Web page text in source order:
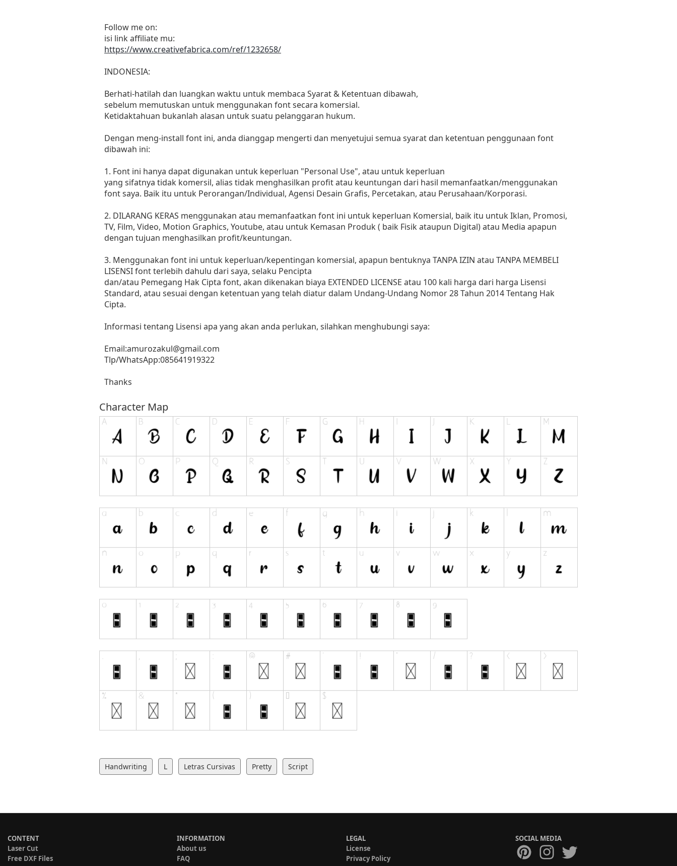
Follow me on:
isi link affiliate mu:
https://www.creativefabrica.com/ref/1232658/
INDONESIA:
Berhati-hatilah dan luangkan waktu untuk membaca Syarat & Ketentuan dibawah,
sebelum memutuskan untuk menggunakan font secara komersial.
Ketidaktahuan bukanlah alasan untuk suatu pelanggaran hukum.
Dengan meng-install font ini, anda dianggap mengerti dan menyetujui semua syarat dan ketentuan penggunaan font
dibawah ini:
1. Font ini hanya dapat digunakan untuk keperluan "Personal Use", atau untuk keperluan
yang sifatnya tidak komersil, alias tidak menghasilkan profit atau keuntungan dari hasil memanfaatkan/menggunakan
font saya. Baik itu untuk Perorangan/Individual, Agensi Desain Grafis, Percetakan, atau Perusahaan/Korporasi.
2. DILARANG KERAS menggunakan atau memanfaatkan font ini untuk keperluan Komersial, baik itu untuk Iklan, Promosi,
TV, Film, Video, Motion Graphics, Youtube, atau untuk Kemasan Produk ( baik Fisik ataupun Digital) atau Media apapun
dengan tujuan menghasilkan profit/keuntungan.
3. Menggunakan font ini untuk keperluan/kepentingan komersial, apapun bentuknya TANPA IZIN atau TANPA MEMBELI
LISENSI font terlebih dahulu dari saya, selaku Pencipta
dan/atau Pemegang Hak Cipta font, akan dikenakan biaya EXTENDED LICENSE atau 100 kali harga dari harga Lisensi
Standard, atau sesuai dengan ketentuan yang telah diatur dalam Undang-Undang Nomor 28 Tahun 2014 Tentang Hak
Cipta.
Informasi tentang Lisensi apa yang akan anda perlukan, silahkan menghubungi saya:
Email:amurozakul@gmail.com
Tlp/WhatsApp:085641919322
Thanks
Character Map
Handwriting L Letras Cursivas Pretty Script
CONTENT
Laser Cut
Free DXF Files
INFORMATION
About us
FAQ
LEGAL
License
Privacy Policy
SOCIAL MEDIA